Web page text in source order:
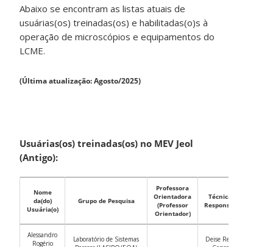
Abaixo se encontram as listas atuais de
usuárias(os) treinadas(os) e habilitadas(o)s à
operação de microscópios e equipamentos do
LCME.
(Última atualização: Agosto/2025)
Usuárias(os) treinadas(os) no MEV Jeol
(Antigo):
Nome
da(do)
Usuária(o)
Grupo de Pesquisa
Professora
Orientadora
(Professor
Orientador)
Técnica(o)
Responsável
Alessandro
Rogério
Laboratório de Sistemas
Deise Rebelo